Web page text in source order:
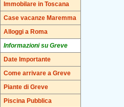
Immobilare in Toscana
Case vacanze Maremma
Alloggi a Roma
Informazioni su Greve
Date Importante
Come arrivare a Greve
Piante di Greve
Piscina Pubblica